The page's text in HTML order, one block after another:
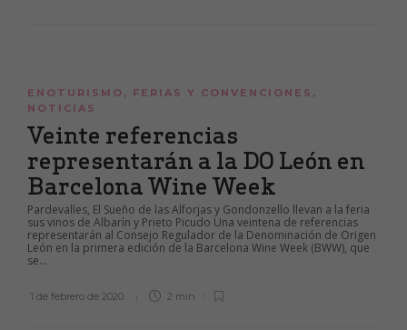
ENOTURISMO , FERIAS Y CONVENCIONES ,
NOTICIAS
Veinte referencias
representarán a la DO León en
Barcelona Wine Week
Pardevalles, El Sueño de las Alforjas y Gondonzello llevan a la feria
sus vinos de Albarín y Prieto Picudo Una veintena de referencias
representarán al Consejo Regulador de la Denominación de Origen
León en la primera edición de la Barcelona Wine Week (BWW), que
se...
1 de febrero de 2020 2 min